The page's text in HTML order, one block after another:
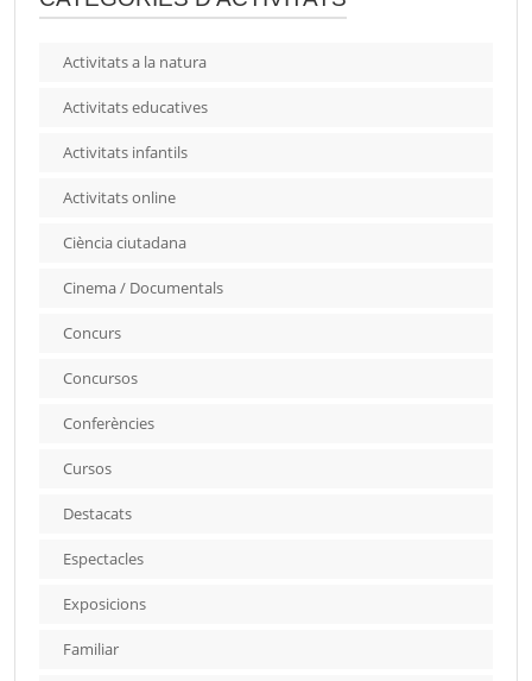
Activitats a la natura
Activitats educatives
Activitats infantils
Activitats online
Ciència ciutadana
Cinema / Documentals
Concurs
Concursos
Conferències
Cursos
Destacats
Espectacles
Exposicions
Familiar